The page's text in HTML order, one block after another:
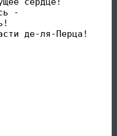
-
де-ля-Перца!